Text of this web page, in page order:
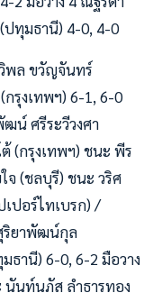
ปทุมธานี) 4-0, 4-0
วิพล ขวัญจันทร์
รุงเทพฯ) 6-1, 6-0
ฒน์ ศรีระวีวงศา
(กรุงเทพฯ) ชนะ พีร
จ (ชลบุรี) ชนะ วริศ
ปอร์ไทเบรก) /
ริยาพัฒน์กุล
านี) 6-0, 6-2 มือวาง
นันท์นภัส ลำธารทอง